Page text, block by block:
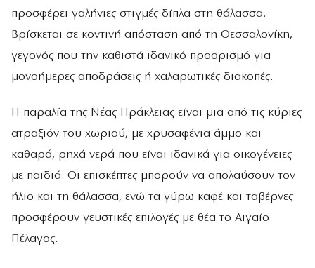
προσφέρει γαλήνιες στιγμές δίπλα στη θάλασσα.
Βρίσκεται σε κοντινή απόσταση από τη Θεσσαλονίκη,
γεγονός που την καθιστά ιδανικό προορισμό για
μονοήμερες αποδράσεις ή χαλαρωτικές διακοπές.
Η παραλία της Νέας Ηράκλειας είναι μια από τις κύριες
ατραξιόν του χωριού, με χρυσαφένια άμμο και
καθαρά, ρηχά νερά που είναι ιδανικά για οικογένειες
με παιδιά. Οι επισκέπτες μπορούν να απολαύσουν τον
ήλιο και τη θάλασσα, ενώ τα γύρω καφέ και ταβέρνες
προσφέρουν γευστικές επιλογές με θέα το Αιγαίο
Πέλαγος.